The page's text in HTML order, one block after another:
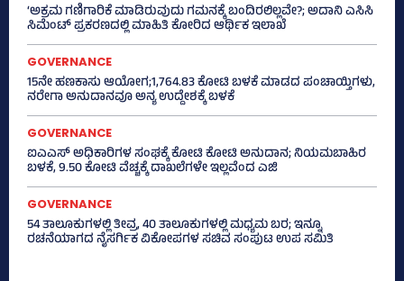
‘ಅಕ್ರಮ ಗಣಿಗಾರಿಕೆ ಮಾಡಿರುವುದು ಗಮನಕ್ಕೆ ಬಂದಿರಲಿಲ್ಲವೇ?; ಅದಾನಿ ಎಸಿಸಿ
ಸಿಮೆಂಟ್ ಪ್ರಕರಣದಲ್ಲಿ ಮಾಹಿತಿ ಕೋರಿದ ಆರ್ಥಿಕ ಇಲಾಖೆ
GOVERNANCE
15ನೇ ಹಣಕಾಸು ಆಯೋಗ;1,764.83 ಕೋಟಿ ಬಳಕೆ ಮಾಡದ ಪಂಚಾಯ್ತಿಗಳು,
ನರೇಗಾ ಅನುದಾನವೂ ಅನ್ಯ ಉದ್ದೇಶಕ್ಕೆ ಬಳಕೆ
GOVERNANCE
ಐಎಎಸ್‌ ಅಧಿಕಾರಿಗಳ ಸಂಘಕ್ಕೆ ಕೋಟಿ ಕೋಟಿ ಅನುದಾನ; ನಿಯಮಬಾಹಿರ
ಬಳಕೆ, 9.50 ಕೋಟಿ ವೆಚ್ಚಕ್ಕೆ ದಾಖಲೆಗಳೇ ಇಲ್ಲವೆಂದ ಎಜಿ
GOVERNANCE
54 ತಾಲೂಕುಗಳಲ್ಲಿ ತೀವ್ರ, 40 ತಾಲೂಕುಗಳಲ್ಲಿ ಮಧ್ಯಮ ಬರ; ಇನ್ನೂ
ರಚನೆಯಾಗದ ನೈಸರ್ಗಿಕ ವಿಕೋಪಗಳ ಸಚಿವ ಸಂಪುಟ ಉಪ ಸಮಿತಿ